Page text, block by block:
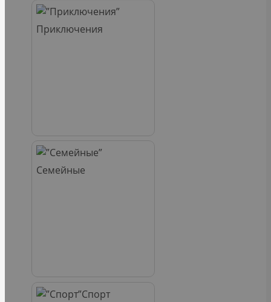
Приключения
Семейные
Спорт